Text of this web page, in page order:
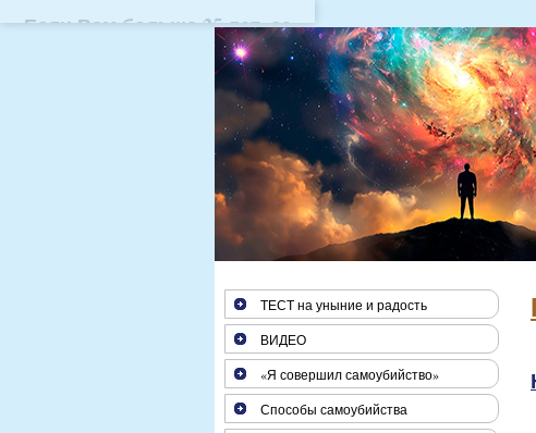
Если Вам больше 25 лет, за
ТЕСТ на уныние и радость
ВИДЕО
«Я совершил самоубийство»
Способы самоубийства